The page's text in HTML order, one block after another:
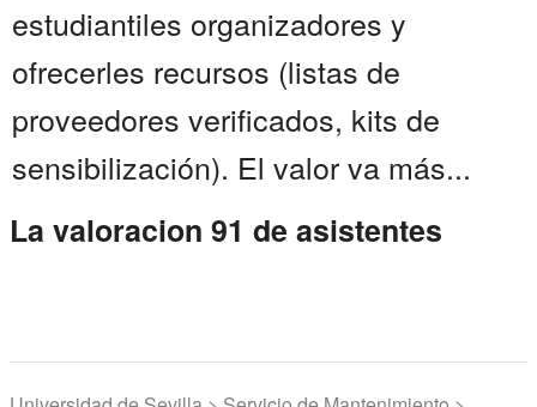
estudiantiles organizadores y
ofrecerles recursos (listas de
proveedores verificados, kits de
sensibilización). El valor va más...
La valoracion 91 de asistentes